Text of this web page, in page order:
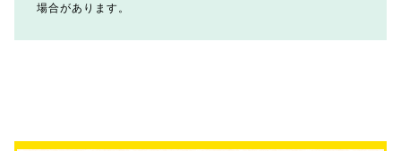
場合があります。